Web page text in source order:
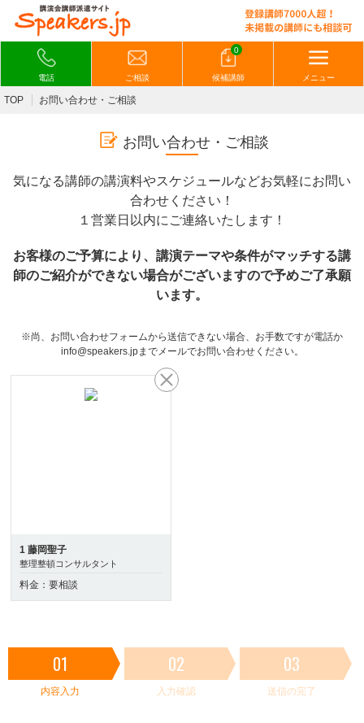
電話 ご相談
0
候補講師 メニュー
TOP お問い合わせ・ご相談
お問い合わせ・ご相談
気になる講師の講演料やスケジュールなどお気軽にお問い
合わせください！
１営業日以内にご連絡いたします！
お客様のご予算により、講演テーマや条件がマッチする講
師のご紹介ができない場合がございますので予めご了承願
います。
※尚、お問い合わせフォームから送信できない場合、お手数ですが電話か
info@speakers.jpまでメールでお問い合わせください。
1 藤岡聖子
整理整頓コンサルタント
料金：要相談
01
内容入力
02
入力確認
03
送信の完了